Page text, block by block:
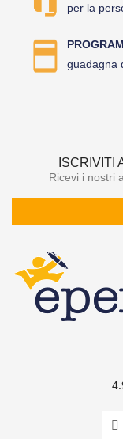
per la
guadagna
ISCRIVITI
Ricevi i nostri